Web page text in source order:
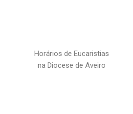
Horários de Eucaristias
na Diocese de Aveiro